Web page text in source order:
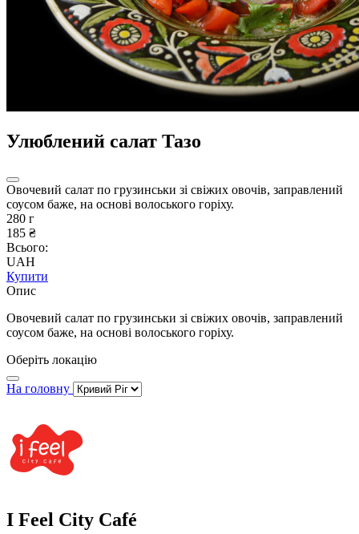
Улюблений салат Тазо
Овочевий салат по грузинськи зі свіжих овочів, заправлений
соусом баже, на основі волоського горіху.
280 г
185 ₴
Всього:
UAH
Купити
Опис
Овочевий салат по грузинськи зі свіжих овочів, заправлений
соусом баже, на основі волоського горіху.
Оберіть локацію
На головну
I Feel City Café